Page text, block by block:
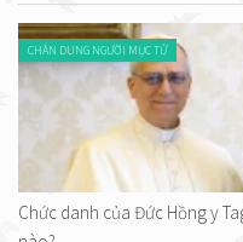
CHÂN DUNG NGƯỜI MỤC TỬ
Chức danh của Đức Hồng y